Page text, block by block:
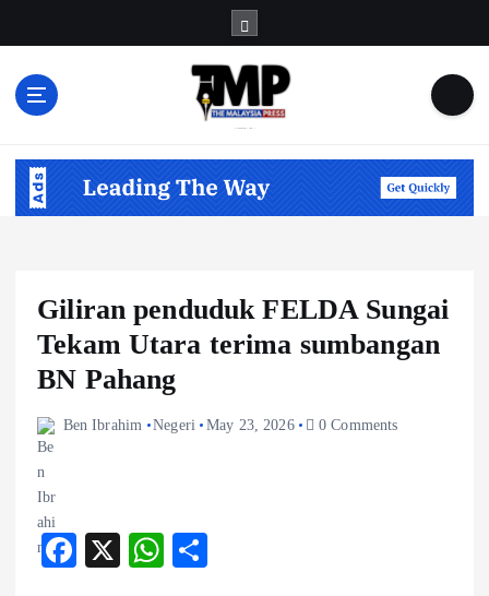
Giliran penduduk FELDA Sungai
Tekam Utara terima sumbangan
BN Pahang
Ben Ibrahim Negeri May 23, 2026 0 Comments
F
X
W